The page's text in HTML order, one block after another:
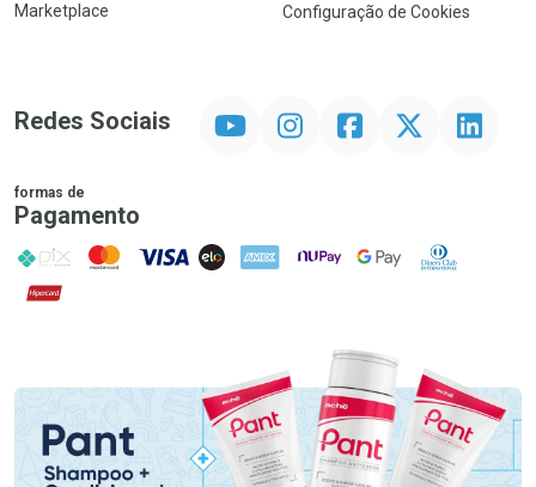
Marketplace
Configuração de Cookies
Redes Sociais InstagramFacebookTwitter Linkedin
formas de
Pagamento
PIX MasterCard
VISA ELO AMEX NuPay Google PayDiners Club
Hipercard
Promoção em Destaque